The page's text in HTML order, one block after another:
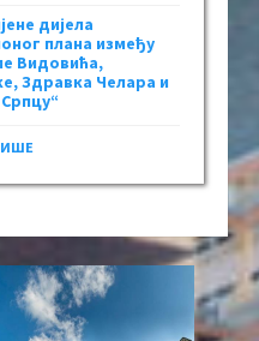
дијела
плана између
Видовића,
Здравка Челара и